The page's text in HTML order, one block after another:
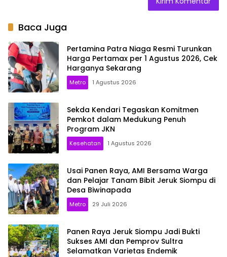
Baca Juga
Pertamina Patra Niaga Resmi Turunkan
Harga Pertamax per 1 Agustus 2026, Cek
Harganya Sekarang
Metro 1 Agustus 2026
Sekda Kendari Tegaskan Komitmen
Pemkot dalam Medukung Penuh
Program JKN
Kesehatan 1 Agustus 2026
Usai Panen Raya, AMI Bersama Warga
dan Pelajar Tanam Bibit Jeruk Siompu di
Desa Biwinapada
Metro 29 Juli 2026
Panen Raya Jeruk Siompu Jadi Bukti
Sukses AMI dan Pemprov Sultra
Selamatkan Varietas Endemik